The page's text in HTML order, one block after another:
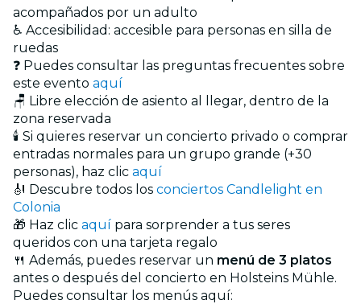
acompañados por un adulto
♿ Accesibilidad: accesible para personas en silla de
ruedas
❓ Puedes consultar las preguntas frecuentes sobre
este evento aquí
🪑 Libre elección de asiento al llegar, dentro de la
zona reservada
🕯️ Si quieres reservar un concierto privado o comprar
entradas normales para un grupo grande (+30
personas), haz clic aquí
🎻 Descubre todos los conciertos Candlelight en
Colonia
🎁 Haz clic aquí para sorprender a tus seres
queridos con una tarjeta regalo
🍴 Además, puedes reservar un menú de 3 platos
antes o después del concierto en Holsteins Mühle.
Puedes consultar los menús aquí: